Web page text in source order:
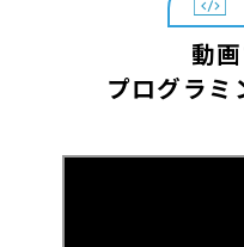
動
プログラ